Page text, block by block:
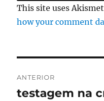
This site uses
how your comment
de
ANTERIOR
Artigo
testagem na